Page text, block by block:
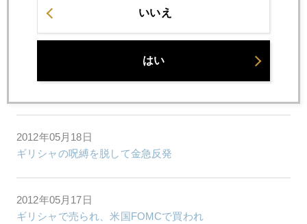
2012年05月22日
2012年05月18日
ギリシャの呪縛を脱して金急反発
2012年05月17日
ギリシャで売られ、米国FOMCで買われ
いいえ
はい